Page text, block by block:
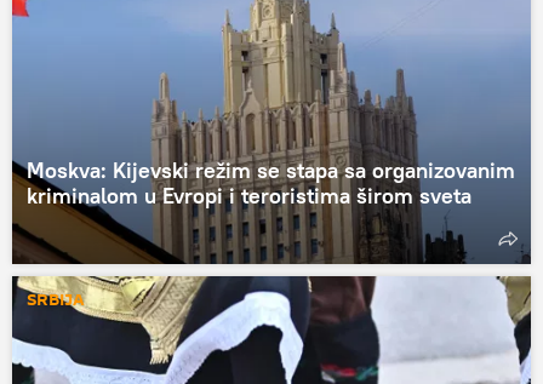
Moskva: Kijevski režim se stapa sa organizovanim
kriminalom u Evropi i teroristima širom sveta
SRBIJA